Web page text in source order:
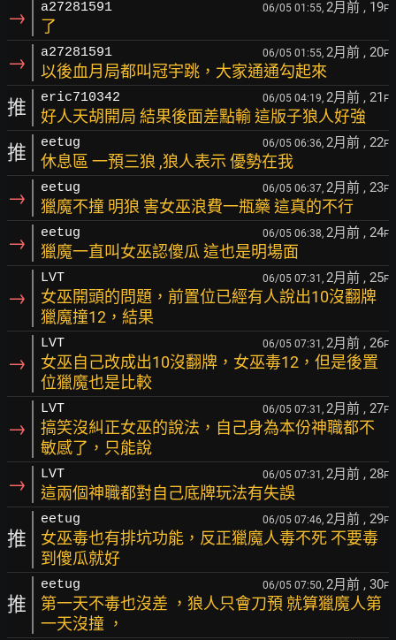
→ a27281591 06/05 01:55, 2月前 , 19F
了
→ a27281591 06/05 01:55, 2月前 , 20F
以後血月局都叫冠宇跳，大家通通勾起來
推 eric710342 06/05 04:19, 2月前 , 21 F
好人天胡開局 結果後面差點輸 這版子狼人好強
推 eetug 06/05 06:36, 2月前 , 22F
休息區 一預三狼 ,狼人表示 優勢在我
→ eetug 06/05 06:37, 2月前 , 23F
獵魔不撞 明狼 害女巫浪費一瓶藥 這真的不行
→ eetug 06/05 06:38, 2月前 , 24F
獵魔一直叫女巫認傻瓜 這也是明場面
→
LVT 06/05 07:31, 2月前 , 25F
女巫開頭的問題，前置位已經有人說出10沒翻牌
獵魔撞12，結果
→
LVT 06/05 07:31, 2月前 , 26F
女巫自己改成出10沒翻牌，女巫毒12，但是後置
位獵魔也是比較
→
LVT 06/05 07:31, 2月前 , 27F
搞笑沒糾正女巫的說法，自己身為本份神職都不
敏感了，只能說
→ LVT 06/05 07:31, 2月前 , 28F
這兩個神職都對自己底牌玩法有失誤
推
eetug 06/05 07:46, 2月前 , 29F
女巫毒也有排坑功能，反正獵魔人毒不死 不要毒
到傻瓜就好
推
eetug 06/05 07:50, 2月前 , 30F
第一天不毒也沒差 ，狼人只會刀預 就算獵魔人第
一天沒撞 ，